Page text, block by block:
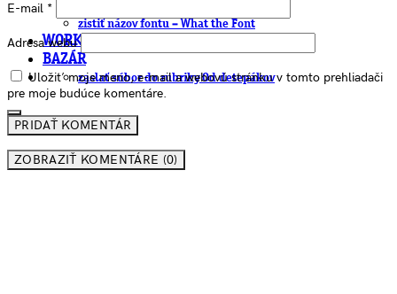
zistiť názov fontu – What the Font
WORKSHOPY
BAZÁR
zaslať súbor do rubriky Od detepákov
E-mail *
Adresa webu
Uložiť moje meno, e-mail a webovú stránku v tomto prehliadači
pre moje budúce komentáre.
ZOBRAZIŤ KOMENTÁRE (0)